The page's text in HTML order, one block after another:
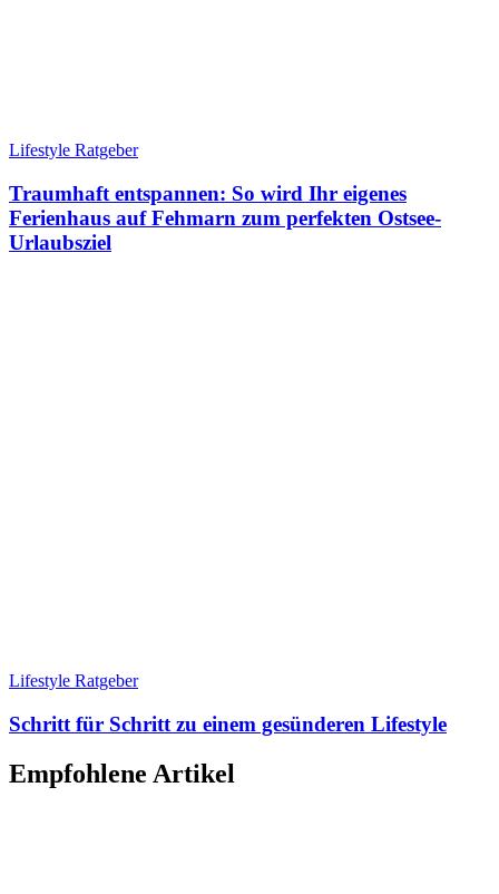
Lifestyle Ratgeber
Traumhaft entspannen: So wird Ihr eigenes
Ferienhaus auf Fehmarn zum perfekten Ostsee-
Urlaubsziel
Lifestyle Ratgeber
Schritt für Schritt zu einem gesünderen Lifestyle
Empfohlene Artikel